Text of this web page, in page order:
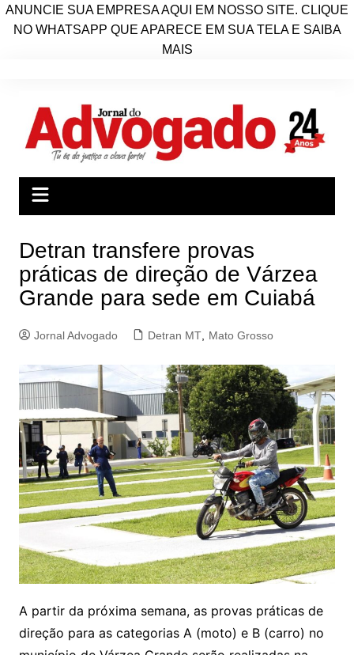
ANUNCIE SUA EMPRESA AQUI EM NOSSO SITE. CLIQUE
NO WHATSAPP QUE APARECE EM SUA TELA E SAIBA
MAIS
conteúdo
Detran transfere provas
práticas de direção de Várzea
Grande para sede em Cuiabá
Jornal Advogado Detran MT, Mato Grosso
A partir da próxima semana, as provas práticas de
direção para as categorias A (moto) e B (carro) no